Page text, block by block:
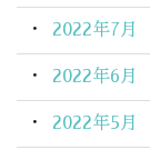
2022年7月
2022年6月
2022年5月